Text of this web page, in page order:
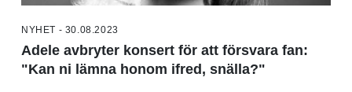
NYHET - 30.08.2023
Adele avbryter konsert för att försvara fan:
"Kan ni lämna honom ifred, snälla?"